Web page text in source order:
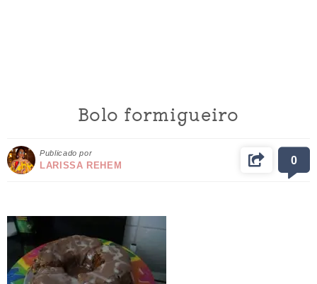
Bolo formigueiro
Publicado por
LARISSA REHEM 0